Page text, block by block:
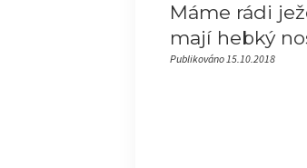
Máme rádi
mají hebký
Publikováno 15.10.2018